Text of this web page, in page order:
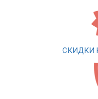
СКИДКИ